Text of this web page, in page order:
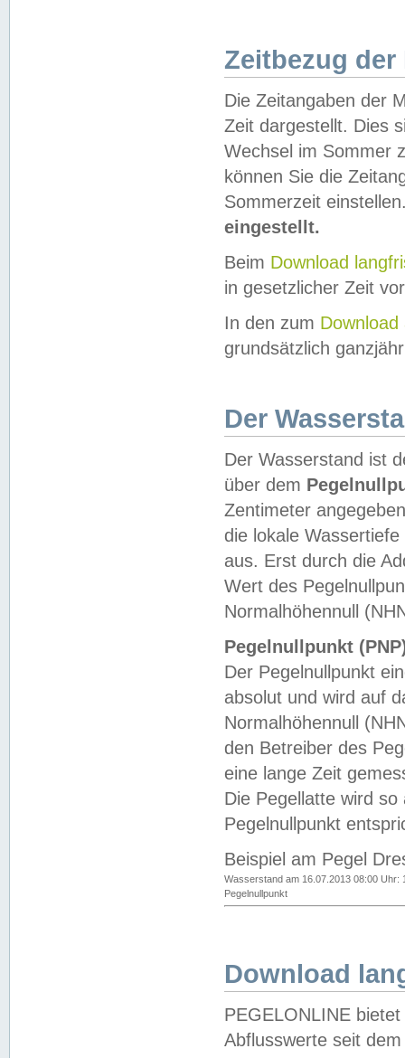
Zeitbezug der
Die Zeitangaben der
Zeit dargestellt. Dies
Wechsel im Sommer
können Sie die
Sommerzeit
eingestellt.
Beim Download
in gesetzlicher Zeit
In den zum Download
grundsätzlich
Der
Der Wasserstand ist
über dem
Zentimeter
die lokale
aus. Erst durch die
Wert des
Normalhöhennull
Pegelnullpunkt
Der Pegelnullpunkt
absolut und wird auf
Normalhöhennull
den Betreiber des
eine lange Zeit
Die Pegellatte wird
Pegelnullpunkt
Beispiel am Pegel
Wasserstand am 16.07.2013 08:00 Uhr:
Pegelnullpunkt
Download
PEGELONLINE
Abflusswerte seit